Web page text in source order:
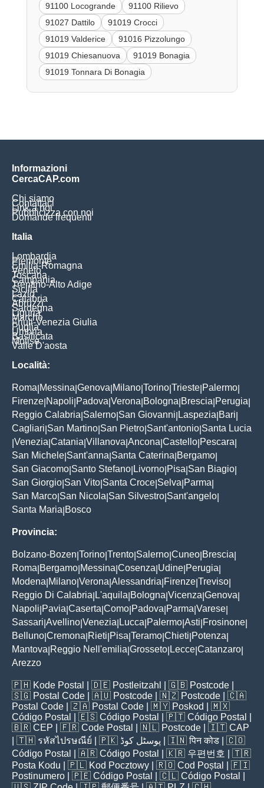
91100 Locogrande
91100 Rilievo
91027 Dattilo
91019 Crocci
91019 Valderice
91016 Pizzolungo
91019 Chiesanuova
91019 Bonagia
91019 Tonnara Di Bonagia
Informazioni
CercaCAP.com
Chi siamo
Contattaci
Link a noi
Pubblicizza con noi
Domande frequenti
Italia
Lombardia
Piemonte
Emilia-Romagna
Veneto
Toscana
Campania
Trentino-Alto Adige
Sicilia
Lazio
Calabria
Abruzzi
Sardegna
Liguria
Marche
Friuli-Venezia Giulia
Puglia
Umbria
Basilicata
Molise
Valle D'aosta
Località:
Roma Messina Genova Milano Torino Trieste Palermo
Firenze Napoli Padova Verona Bologna Brescia Perugia
Reggio Calabria Salerno San Giovanni Laspezia Bari
Cagliari San Martino San Pietro Sant'antonio Santa Lucia
Venezia Catania Villanova Ancona Castello Pescara
San Michele Sant'anna Santa Caterina Bergamo
San Giacomo Santo Stefano Livorno Pisa San Biagio
San Giorgio San Vito Santa Croce Selva Parma
San Marco San Nicola San Silvestro Sant'angelo
Santa Maria Bosco
Provincia:
Bolzano-Bozen Torino Trento Salerno Cuneo Brescia
Roma Bergamo Messina Cosenza Udine Perugia
Modena Milano Verona Alessandria Firenze Treviso
Reggio Di Calabria L'aquila Bologna Vicenza Genova
Napoli Pavia Caserta Como Padova Parma Varese
Sassari Avellino Venezia Lucca Palermo Asti Frosinone
Belluno Cremona Rieti Pisa Teramo Chieti Potenza
Mantova Reggio Nell'emilia Grosseto Lecce Catanzaro
Arezzo
🇵🇭 Kode Postal | 🇩🇪 Postleitzahl | 🇬🇧 Postcode
🇸🇬 Postal Code | 🇦🇺 Postcode | 🇳🇿 Postcode | 🇨🇦
Postal Code | 🇿🇦 Postal Code | 🇲🇾 Poskod
| 🇲🇽
Código Postal
| 🇪🇸 Código Postal | 🇵🇹 Código Postal
🇧🇷 CEP | 🇫🇷 Code Postal | 🇳🇱 Postcode | 🇮🇹 CAP
| 🇹🇭 รหัสไปรษณีย์ | 🇵🇰 پوسٹل کوڈ | 🇮🇳पिन कोड | 🇨🇴
Código Postal
| 🇦🇷 Código Postal | 🇰🇷 우편번호
| 🇹🇷
Posta Kodu | 🇵🇱 Kod Pocztowy | 🇷🇴 Cod Poștal
| 🇫🇮
Postinumero | 🇵🇪 Código Postal | 🇨🇱 Código Postal